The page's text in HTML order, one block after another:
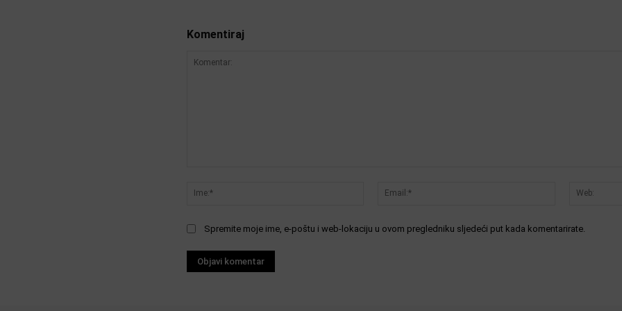
Komentiraj
Ime:*
Email:*
Spremite moje ime, e-poštu i web-lokaciju u ovom pregledniku sljedeći put kada komentarirate.